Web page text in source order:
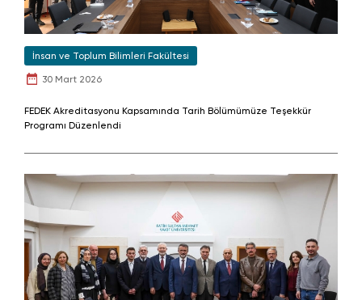
İnsan ve Toplum Bilimleri Fakültesi
30 Mart 2026
FEDEK Akreditasyonu Kapsamında Tarih Bölümümüze Teşekkür
Programı Düzenlendi